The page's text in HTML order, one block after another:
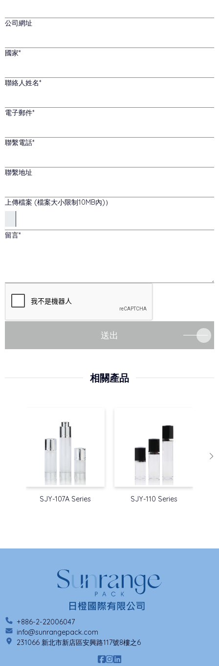
公司網址
國家
聯絡人姓名
電子郵件
聯繫電話
聯繫地址
上傳檔案 (檔案大小限制10MB內)）
留言
送出
相關產品
SJY-107A Series SJY-110 Series
+886-2-22006047
info@sunrangepack.com
231066 新北市新店區安興路117號8樓之6